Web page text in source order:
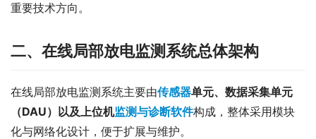
重要技术方向。
二、在线局部放电监测系统总体架构
在线局部放电监测系统主要由传感器单元、数据采集单元
（DAU）以及上位机监测与诊断软件构成，整体采用模块
化与网络化设计，便于扩展与维护。